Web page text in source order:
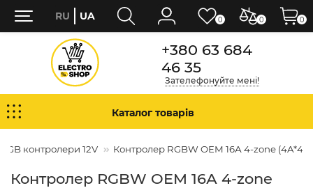
+380 63 684
46 35
Зателефонуйте мені!
Каталог товарів
RGB контролери 12V Контролер RGBW OEM 16А 4-zone
Контролер RGBW OEM 16А 4-zone
0 0
RU UA 0